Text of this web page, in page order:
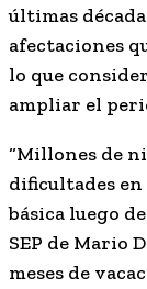
últimas
afectaciones
lo que
ampliar el
“Millones de
dificultades
básica luego
SEP de Mario
meses de